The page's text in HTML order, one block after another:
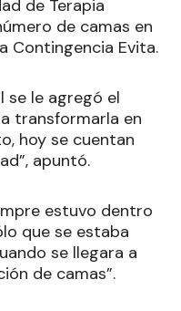
de Terapia
de camas en
Contingencia Evita.
se le agregó el
transformarla en
hoy se cuentan
apuntó.
estuvo dentro
que se estaba
se llegara a
de camas”.